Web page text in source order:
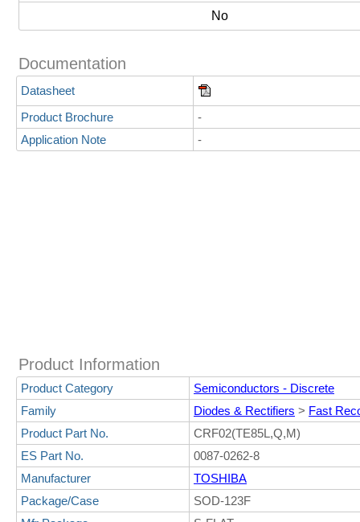
No
Documentation
Datasheet
Product Brochure
-
Application Note
-
Product Information
Product Category
Semiconductors - Discrete
Family
Diodes & Rectifiers > Fast
Product Part No.
CRF02(TE85L,Q,M)
ES Part No.
0087-0262-8
Manufacturer
TOSHIBA
Package/Case
SOD-123F